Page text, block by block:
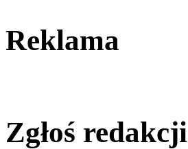
Reklama
Zgłoś redakcji